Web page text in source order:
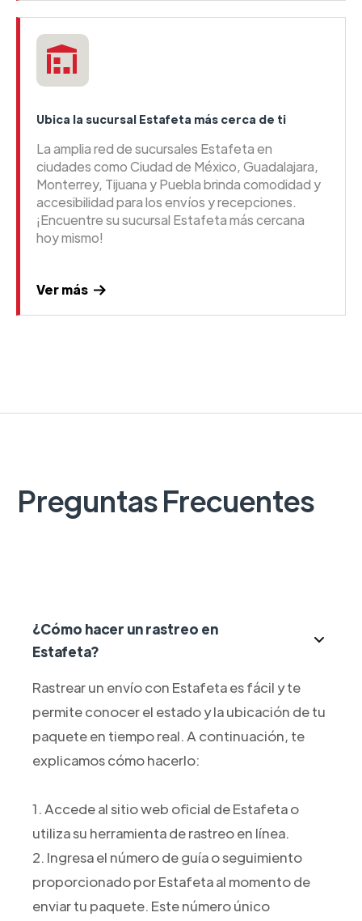
Ubica la sucursal Estafeta más cerca de ti
La amplia red de sucursales Estafeta en
ciudades como Ciudad de México, Guadalajara,
Monterrey, Tijuana y Puebla brinda comodidad y
accesibilidad para los envíos y recepciones.
¡Encuentre su sucursal Estafeta más cercana
hoy mismo!
Ver más
Preguntas Frecuentes
¿Cómo hacer un rastreo en
Estafeta?
Rastrear un envío con Estafeta es fácil y te
permite conocer el estado y la ubicación de tu
paquete en tiempo real. A continuación, te
explicamos cómo hacerlo:
1. Accede al sitio web oficial de Estafeta o
utiliza su herramienta de rastreo en línea.
2. Ingresa el número de guía o seguimiento
proporcionado por Estafeta al momento de
enviar tu paquete. Este número único